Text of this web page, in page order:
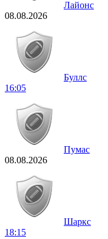
Лайонс
08.08.2026
Буллс
16:05
Пумас
08.08.2026
Шаркс
18:15